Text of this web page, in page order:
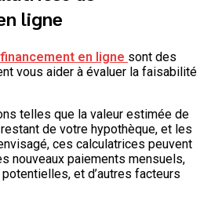
ligne
en ligne sont des
vous aider à évaluer la faisabilité
telles que la valeur estimée de
de votre hypothèque, et les
ces calculatrices peuvent
nouveaux paiements mensuels,
et d’autres facteurs